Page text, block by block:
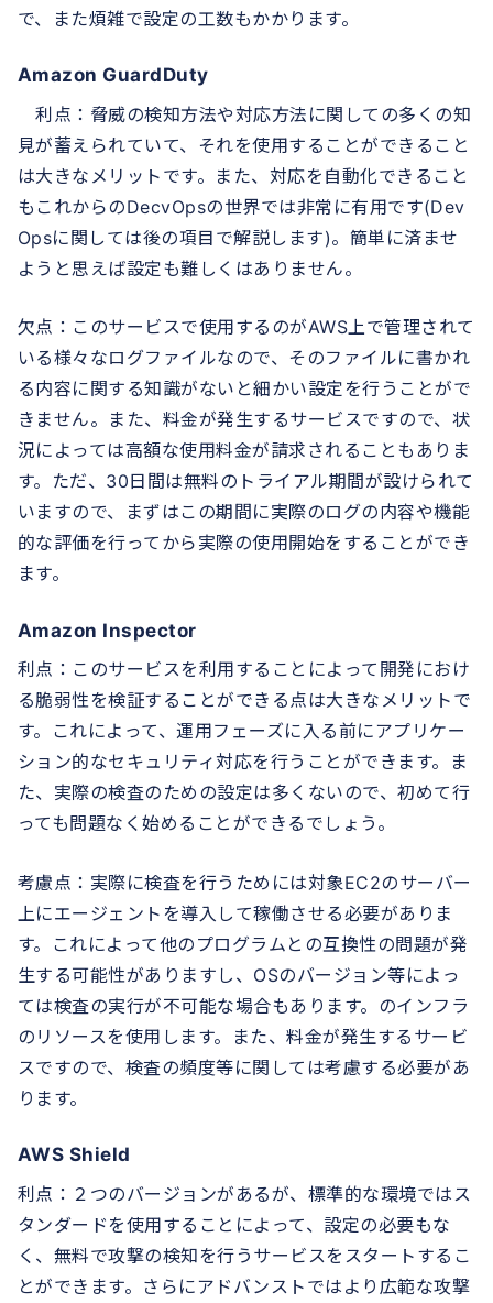
で、また煩雑で設定の工数もかかります。
Amazon GuardDuty
利点：脅威の検知方法や対応方法に関しての多くの知
見が蓄えられていて、それを使用することができること
は大きなメリットです。また、対応を自動化できること
もこれからのDecvOpsの世界では非常に有用です(Dev
Opsに関しては後の項目で解説します)。簡単に済ませ
ようと思えば設定も難しくはありません。
欠点：このサービスで使用するのがAWS上で管理されて
いる様々なログファイルなので、そのファイルに書かれ
る内容に関する知識がないと細かい設定を行うことがで
きません。また、料金が発生するサービスですので、状
況によっては高額な使用料金が請求されることもありま
す。ただ、30日間は無料のトライアル期間が設けられて
いますので、まずはこの期間に実際のログの内容や機能
的な評価を行ってから実際の使用開始をすることができ
ます。
Amazon Inspector
利点：このサービスを利用することによって開発におけ
る脆弱性を検証することができる点は大きなメリットで
す。これによって、運用フェーズに入る前にアプリケー
ション的なセキュリティ対応を行うことができます。ま
た、実際の検査のための設定は多くないので、初めて行
っても問題なく始めることができるでしょう。
考慮点：実際に検査を行うためには対象EC2のサーバー
上にエージェントを導入して稼働させる必要がありま
す。これによって他のプログラムとの互換性の問題が発
生する可能性がありますし、OSのバージョン等によっ
ては検査の実行が不可能な場合もあります。のインフラ
のリソースを使用します。また、料金が発生するサービ
スですので、検査の頻度等に関しては考慮する必要があ
ります。
AWS Shield
利点：２つのバージョンがあるが、標準的な環境ではス
タンダードを使用することによって、設定の必要もな
く、無料で攻撃の検知を行うサービスをスタートするこ
とができます。さらにアドバンストではより広範な攻撃